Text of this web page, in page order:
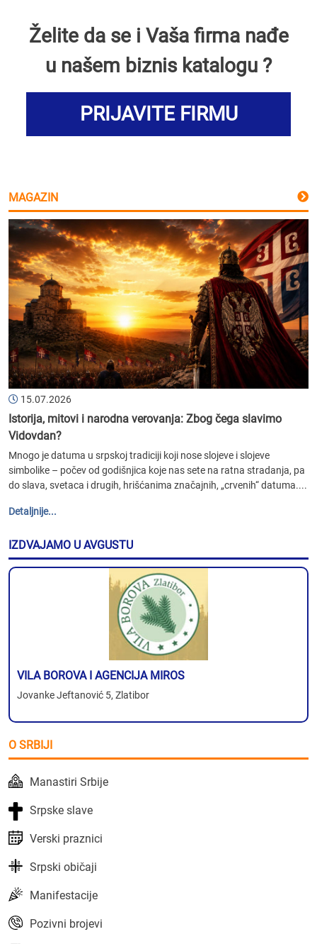
Želite da se i Vaša firma nađe
u našem biznis katalogu ?
PRIJAVITE FIRMU
MAGAZIN
15.07.2026
Istorija, mitovi i narodna verovanja: Zbog čega slavimo
Vidovdan?
Mnogo je datuma u srpskoj tradiciji koji nose slojeve i slojeve
simbolike – počev od godišnjica koje nas sete na ratna stradanja, pa
do slava, svetaca i drugih, hrišćanima značajnih, „crvenih“ datuma....
Detaljnije...
IZDVAJAMO U AVGUSTU
VILA BOROVA I AGENCIJA MIROS
Jovanke Jeftanović 5, Zlatibor
O SRBIJI
Manastiri Srbije
Srpske slave
Verski praznici
Srpski običaji
Manifestacije
Pozivni brojevi